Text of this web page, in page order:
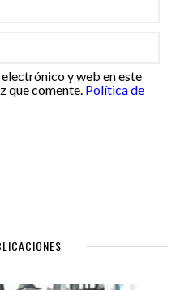
y web en este
que comente. Política de